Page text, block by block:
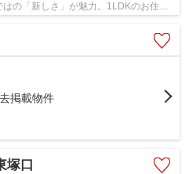
の「新しさ」が魅力。1LDKのお住ま
掲載物件
塚口